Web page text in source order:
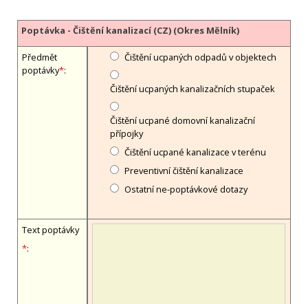
Poptávka - Čištění kanalizací (CZ) (Okres Mělník)
Předmět
poptávky*:
Čištění ucpaných odpadů v objektech
Čištění ucpaných kanalizačních stupaček
Čištění ucpané domovní kanalizační
přípojky
Čištění ucpané kanalizace v terénu
Preventivní čištění kanalizace
Ostatní ne-poptávkové dotazy
Text poptávky
*: